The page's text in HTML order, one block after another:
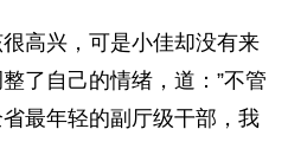
高兴，可是小佳却没有来
了自己的情绪，道：”不管
最年轻的副厅级干部，我